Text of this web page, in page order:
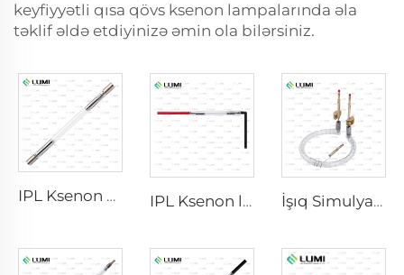
keyfiyyətli qısa qövs ksenon lampalarında əla
təklif əldə etdiyinizə əmin ola bilərsiniz.
IPL Ksenon Lampası P1640 – 7×47×110 mm IPL Ksenon lampası P1541 – 9×45×100 mm İşıq Simulyatoru Qaz Lampa D1200 – 10×110 mm